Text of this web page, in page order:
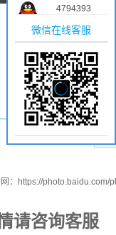
商品介绍
：https://photo.baidu.com/
请咨询客服
4794393
微信在线客服